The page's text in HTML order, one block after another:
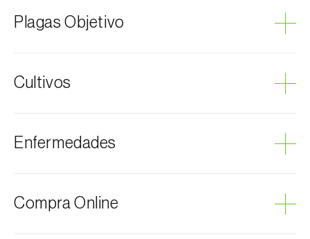
Plagas Objetivo
Cochinillas
Cultivos
Ciruelo
Aromáticas, condimentarias y medicinales
Enfermedades
Podredumbre gris
Compra Online